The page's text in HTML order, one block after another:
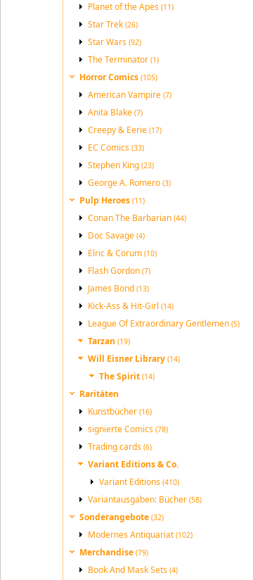
Planet of the Apes (11)
Star Trek (26)
Star Wars (92)
The Terminator (1)
Horror Comics (105)
American Vampire (7)
Anita Blake (7)
Creepy & Eerie (17)
EC Comics (33)
Stephen King (23)
George A. Romero (3)
Pulp Heroes (11)
Conan The Barbarian (44)
Doc Savage (4)
Elric & Corum (10)
Flash Gordon (7)
James Bond (13)
Kick-Ass & Hit-Girl (14)
League Of Extraordinary Gentlemen (5)
Tarzan (19)
Will Eisner Library (14)
The Spirit (14)
Raritäten
Kunstbücher (16)
signierte Comics (78)
Trading cards (6)
Variant Editions & Co.
Variant Editions (410)
Variantausgaben: Bücher (58)
Sonderangebote (32)
Modernes Antiquariat (102)
Merchandise (79)
Book And Mask Sets (4)